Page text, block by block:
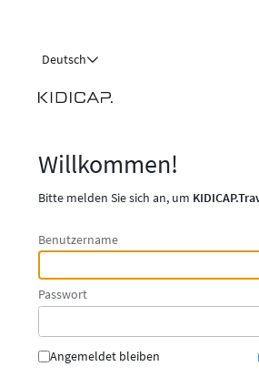
Deutsch
Willkommen!
Bitte melden Sie sich an, um
Benutzername
Passwort
Angemeldet bleiben